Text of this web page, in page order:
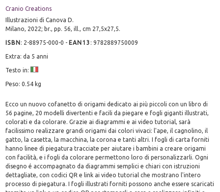
Cranio Creations
Illustrazioni di Canova D.
Milano, 2022; br., pp. 56, ill., cm 27,5x27,5.
ISBN: 2-88975-000-0 - EAN13 :9782889750009
Extra: da 5 anni
Testo in:
Peso: 0.54 kg
Ecco un nuovo cofanetto di origami dedicato ai più piccoli con un libro di
56 pagine, 20 modelli divertenti e facili da piegare e fogli giganti illustrati,
colorati e da colorare. Grazie ai diagrammi e ai video tutorial, sarà
facilissimo realizzare grandi origami dai colori vivaci: l'ape, il cagnolino, il
gatto, la casetta, la macchina, la corona e tanti altri. I fogli di carta forniti
hanno linee di piegatura tracciate per aiutare i bambini a creare origami
con facilità, e i fogli da colorare permettono loro di personalizzarli. Ogni
disegno é accompagnato da diagrammi semplici e chiari con istruzioni
dettagliate, con codici QR e link ai video tutorial che mostrano l'intero
processo di piegatura. I fogli illustrati forniti possono anche essere scaricati